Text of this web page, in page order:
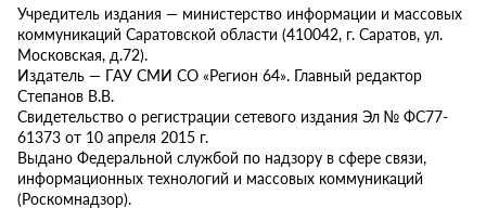
Учредитель издания — министерство информации и массовых
коммуникаций Саратовской области (410042, г. Саратов, ул.
Московская, д.72).
Издатель — ГАУ СМИ СО «Регион 64». Главный редактор
Степанов В.В.
Свидетельство о регистрации сетевого издания Эл № ФС77-
61373 от 10 апреля 2015 г.
Выдано Федеральной службой по надзору в сфере связи,
информационных технологий и массовых коммуникаций
(Роскомнадзор).